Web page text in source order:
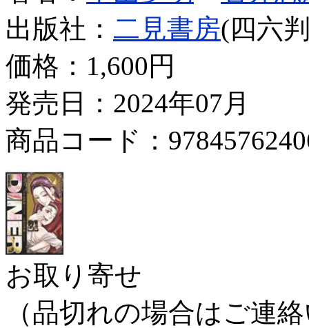
出版社： 二見書房(四六
価格： 1,600円
発売日：2024年07月
商品コード：
お取り寄せ
（品切れの場合はご連